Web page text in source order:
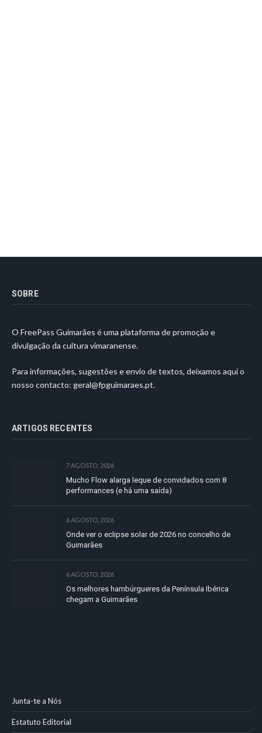
SOBRE
O FreePass Guimarães é uma plataforma de promoção e
divulgação da cultura vimaranense.
Para informações, sugestões e envio de textos, deixamos aqui o
nosso contacto: geral@fpguimaraes.pt.
ARTIGOS RECENTES
7 AGOSTO, 2026
Mucho Flow alarga leque de convidados com 8
performances (e há uma saída)
6 AGOSTO, 2026
Onde ver o eclipse solar de 2026 no concelho de
Guimarães
6 AGOSTO, 2026
Os melhores hambúrgueres da Península Ibérica
chegam a Guimarães
Junta-te a Nós
Estatuto Editorial